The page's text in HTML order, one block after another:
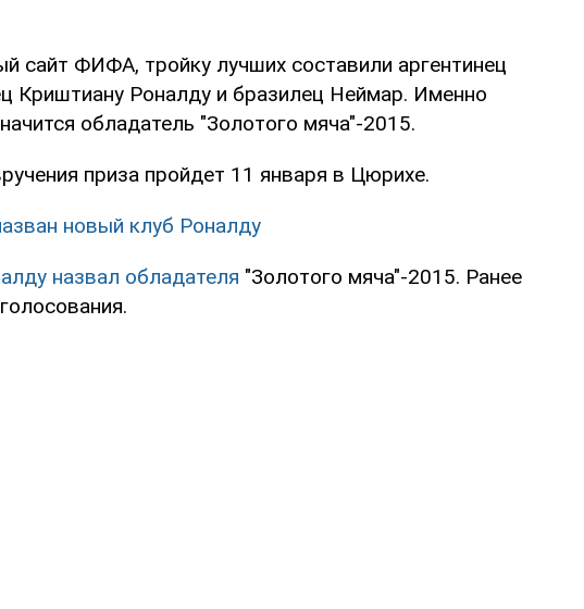
сайт ФИФА, тройку лучших составили аргентинец
Криштиану Роналду и бразилец Неймар. Именно
обладатель "Золотого мяча"-2015.
приза пройдет 11 января в Цюрихе.
новый клуб Роналду
назвал обладателя "Золотого мяча"-2015. Ранее
голосования.